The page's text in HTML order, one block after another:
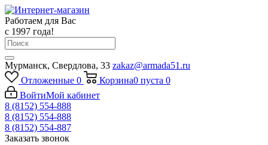
Работаем для Вас
с 1997 года!
Мурманск, Свердлова, 33 zakaz@armada51.ru
Отложенные 0 Корзина0 пуста 0
ВойтиМой кабинет
8 (8152) 554-888
8 (8152) 554-888
8 (8152) 554-887
Заказать звонок